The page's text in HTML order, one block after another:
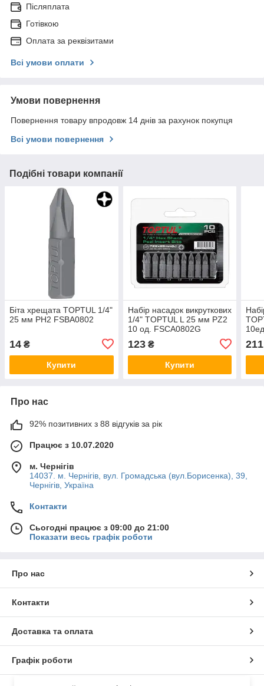
Післяплата
Готівкою
Оплата за реквізитами
Всі умови оплати
Умови повернення
Повернення товару впродовж 14 днів за рахунок покупця
Всі умови повернення
Подібні товари компанії
Біта хрещата TOPTUL 1/4"
25 мм PH2 FSBA0802
14 ₴
Купити
Набір насадок викруткових
1/4" TOPTUL L 25 мм PZ2
10 од. FSCA0802G
123₴
Купити
211
Про нас
92% позитивних з 88 відгуків за рік
Працює з 10.07.2020
м. Чернігів
14037. м. Чернігів, вул. Громадська (вул.Борисенка), 39,
Чернігів, Україна
Контакти
Сьогодні працює з 09:00 до 21:00
Показати весь графік роботи
Про нас
Контакти
Доставка та оплата
Графік роботи